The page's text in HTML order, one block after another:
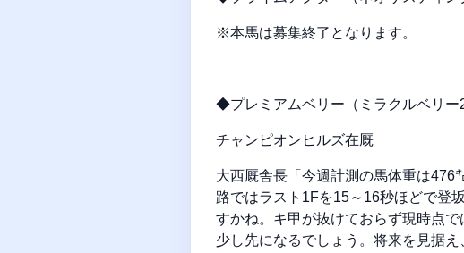
※本馬は募集終了となります。
◆プレミアムベリー（ミラクルベリー
チャンピオンヒルズ在厩
大西厩舎長「今週計測の馬体重は476
路ではラスト1Fを15～16秒ほどで登
すかね。キ甲が抜けておらず現時点
少し先になるでしょう。将来を見据